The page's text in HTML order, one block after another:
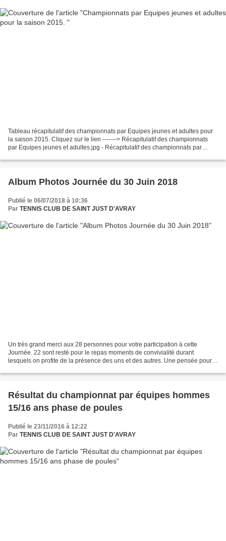
Tableau récapitulatif des championnats par Equipes jeunes et adultes pour
la saison 2015. Cliquez sur le lien -------> Récapitulatif des championnats
par Equipes jeunes et adultes.jpg - Récapitulatif des championnats par
Album Photos Journée du 30 Juin 2018
Publié le 06/07/2018 à 10:36
Par TENNIS CLUB DE SAINT JUST D'AVRAY
Un très grand merci aux 28 personnes pour votre participation à cette
Journée. 22 sont resté pour le repas moments de convivialité durant
lesquels on profite de la présence des uns et des autres. Une pensée pour
Résultat du championnat par équipes hommes
15/16 ans phase de poules
Publié le 23/11/2016 à 12:22
Par TENNIS CLUB DE SAINT JUST D'AVRAY